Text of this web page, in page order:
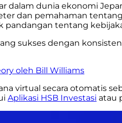
dalam dunia ekonomi
dan pemahaman
tentang
sukses dengan
oleh Bill Williams
virtual secara otomatis
Aplikasi HSB Investasi atau